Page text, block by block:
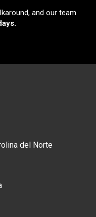
and our team
del Norte